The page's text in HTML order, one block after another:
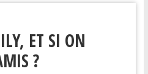
ET SI ON
?